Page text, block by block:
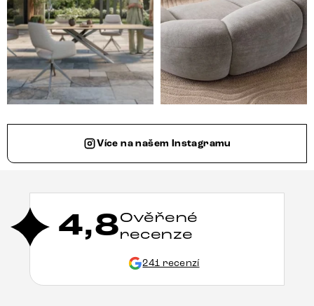
Více na našem Instagramu
4,8Ověřené
recenze
241 recenzí